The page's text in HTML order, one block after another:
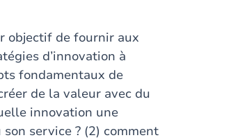
objectif de fournir aux
d’innovation à
fondamentaux de
de la valeur avec du
innovation une
service ? (2) comment